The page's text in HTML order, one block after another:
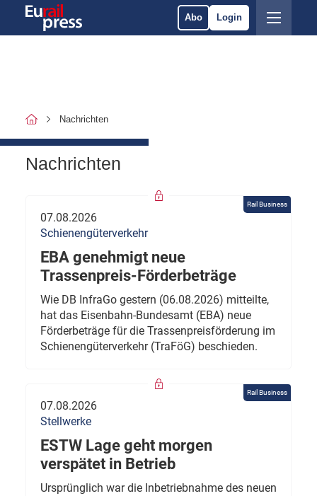
Abo Login
Nachrichten
Nachrichten
Rail Business
07.08.2026
Schienengüterverkehr
EBA genehmigt neue
Trassenpreis-Förderbeträge
Wie DB InfraGo gestern (06.08.2026) mitteilte,
hat das Eisenbahn-Bundesamt (EBA) neue
Förderbeträge für die Trassenpreisförderung im
Schienengüterverkehr (TraFöG) beschieden.
Rail Business
07.08.2026
Stellwerke
ESTW Lage geht morgen
verspätet in Betrieb
Ursprünglich war die Inbetriebnahme des neuen